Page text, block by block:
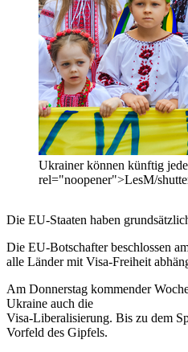
Ukrainer können künftig
rel="noopener">LesM/
Die EU-Staaten haben
Die EU-Botschafter beschlossen
alle Länder mit Visa-Freiheit
Am Donnerstag kommender
Ukraine auch die
Visa-Liberalisierung. Bis zu dem
Vorfeld des Gipfels.